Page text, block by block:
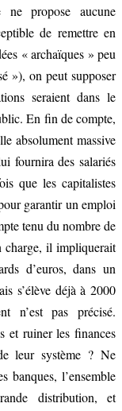
propose aucune
de remettre en
« archaïques » peu
»), on peut supposer
seraient dans le
En fin de compte,
absolument massive
fournira des salariés
que les capitalistes
garantir un emploi
tenu du nombre de
charge, il impliquerait
d’euros, dans un
s’élève déjà à 2000
n’est pas précisé.
et ruiner les finances
leur système ? Ne
banques, l’ensemble
distribution, et